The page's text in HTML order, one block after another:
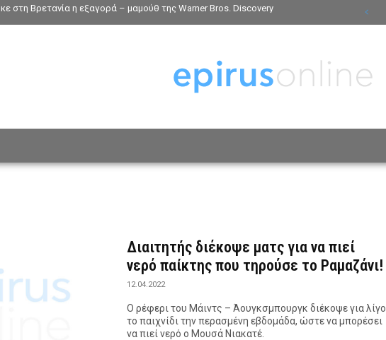
στη Βρετανία η εξαγορά – μαμούθ της Warner Bros. Discovery
Διαιτητής διέκοψε ματς για να πιεί
νερό παίκτης που τηρούσε το Ραμαζάνι!
12.04.2022
Ο ρέφερι του Μάιντς – Άουγκσμπουργκ διέκοψε για λίγο
το παιχνίδι την περασμένη εβδομάδα, ώστε να μπορέσει
να πιεί νερό ο Μουσά Νιακατέ.